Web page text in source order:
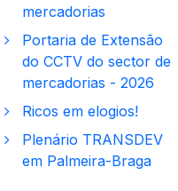
mercadorias
Portaria de Extensão
do CCTV do sector de
mercadorias - 2026
Ricos em elogios!
Plenário TRANSDEV
em Palmeira-Braga